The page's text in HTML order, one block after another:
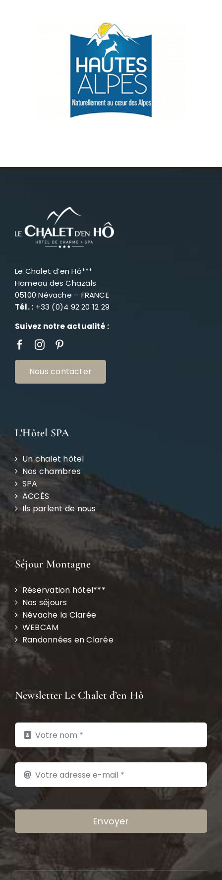
Le Chalet d’en Hô***
Hameau des Chazals
05100 Névache – FRANCE
Tél. : +33 (0)4 92 20 12 29
Suivez notre actualité :
Nous contacter
L’Hôtel SPA
Un chalet hôtel
Nos chambres
SPA
ACCÈS
Ils parlent de nous
Séjour Montagne
Réservation hôtel***
Nos séjours
Névache la Clarée
WEBCAM
Randonnées en Clarée
Newsletter Le Chalet d’en Hô
Envoyer